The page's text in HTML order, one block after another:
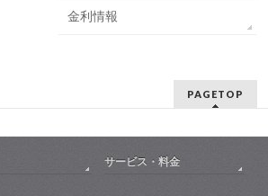
金利情報
PAGETOP
サービス・料金